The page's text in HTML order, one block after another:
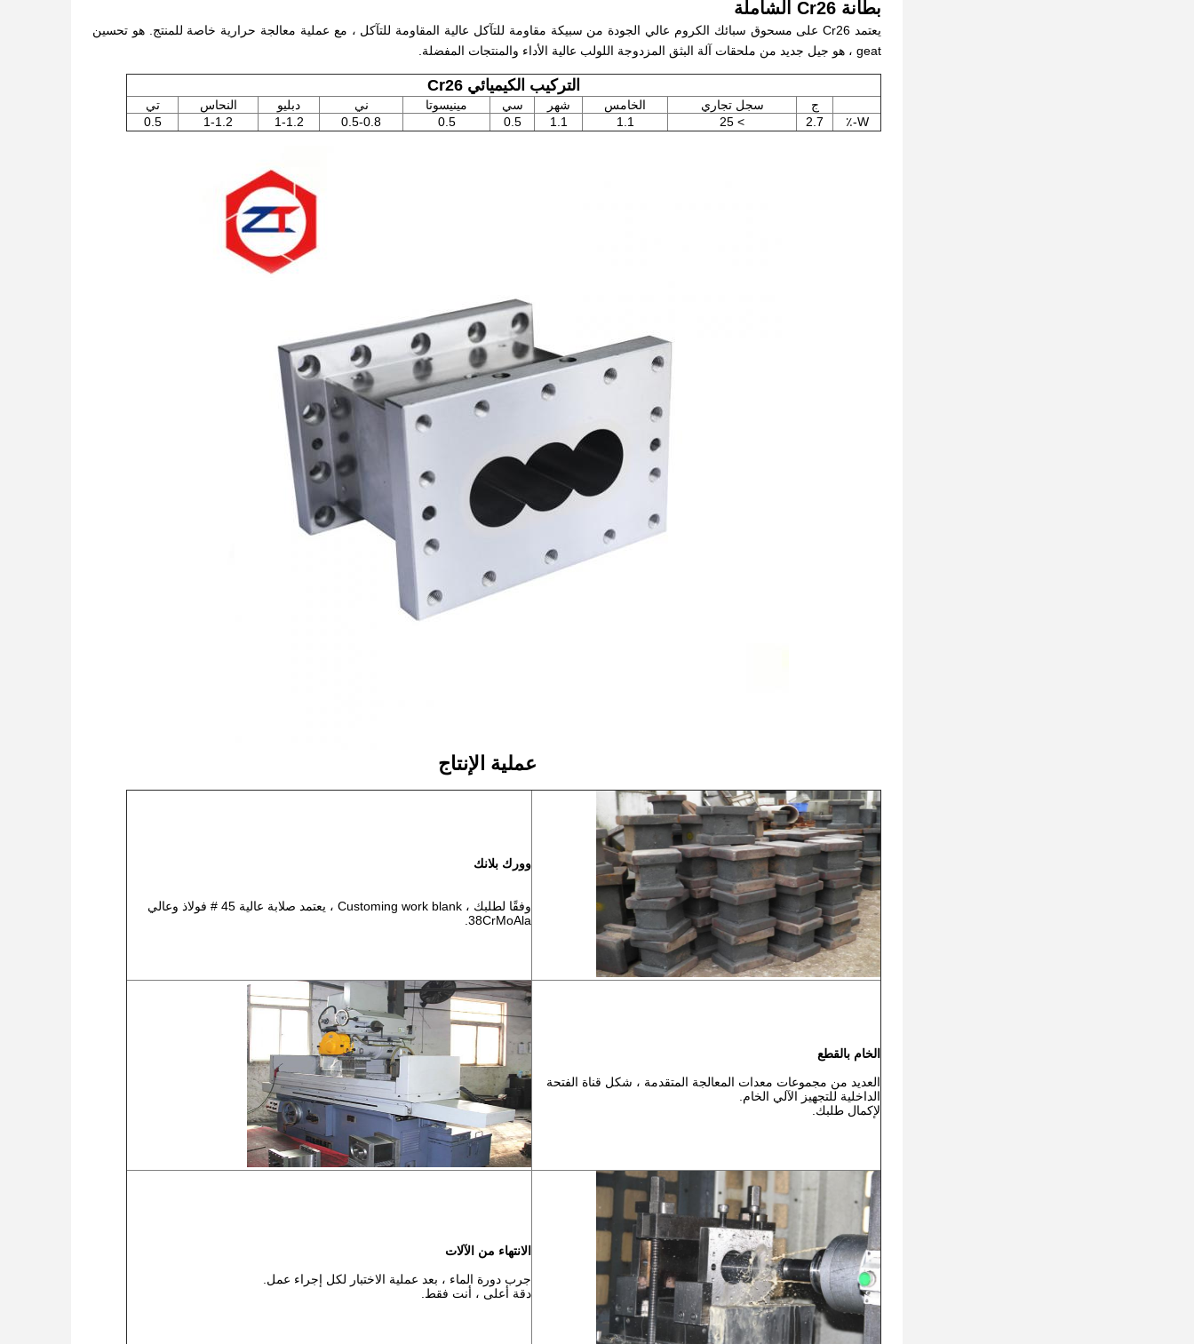
بطانة Cr26 الشاملة
يعتمد Cr26 على مسحوق سبائك الكروم عالي الجودة من سبيكة مقاومة للتآكل عالية المقاومة للتآكل ، مع عملية معالجة حرارية خاصة للمنتج. هو تحسين
geat ، هو جيل جديد من ملحقات آلة البثق المزدوجة اللولب عالية الأداء والمنتجات المفضلة.
التركيب الكيميائي Cr26
ج سجل تجاري الخامس شهر سي مينيسوتا ني دبليو النحاس
تي
W-٪
2.7
> 25
1.1
1.1
0.5
0.5
0.5-0.8
1-1.2
1-1.2
0.5
عملية الإنتاج
وورك بلانك
وفقًا لطلبك ، Customing work blank ، يعتمد صلابة عالية 45 # فولاذ وعالي
38CrMoAla.
الخام بالقطع
العديد من مجموعات معدات المعالجة المتقدمة ، شكل قناة الفتحة
الداخلية للتجهيز الآلي الخام.
لإكمال طلبك.
الانتهاء من الآلات
جرب دورة الماء ، بعد عملية الاختبار لكل إجراء عمل.
دقة أعلى ، أنت فقط.